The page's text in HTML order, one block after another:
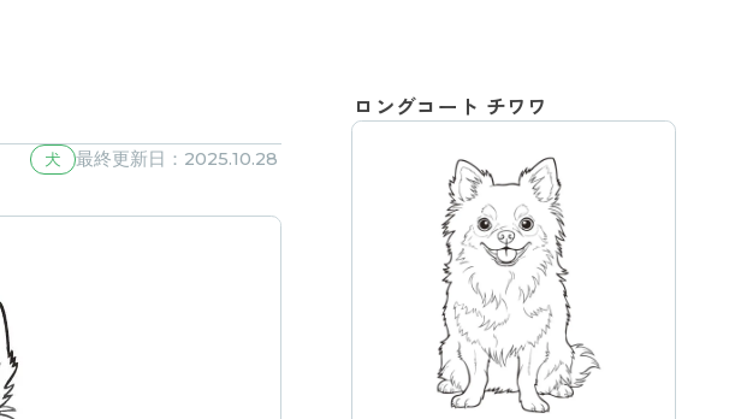
犬 最終更新日：2025.10.28
ロングコート チワワ